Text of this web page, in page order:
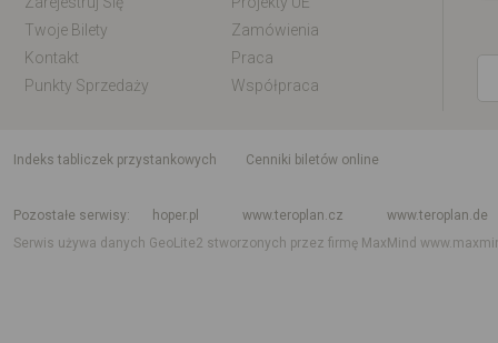
Twoje Bilety
Zamówienia
Kontakt
Praca
Punkty Sprzedaży
Współpraca
indeks tabliczek przystankowych
Cenniki biletów online
Pozostałe serwisy
hoper.pl www.teroplan.cz
www.teroplan.de
Serwis używa danych GeoLite2 stworzonych przez firmę MaxMind